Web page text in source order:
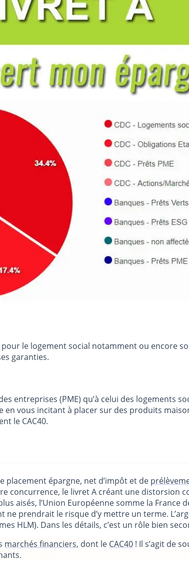
le logement social notamment ou encore
garanties.
entreprises (PME) qu’à celui des logements
vous incitant à placer sur des produits
le CAC40.
placement épargne, net d’impôt et de
concurrence, le livret A créant une distorsion
aisés, l’Union Européenne somme la
prendrait le risque d’y mettre un terme.
HLM). Dans les détails, c’est un rôle bien
marchés financiers, dont le CAC40 ! Il s’agit de